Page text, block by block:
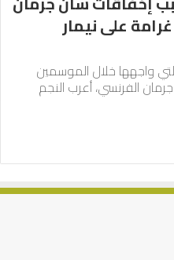
على نيمار
واجهها خلال الموسمين
الفرنسي، أعرب النجم